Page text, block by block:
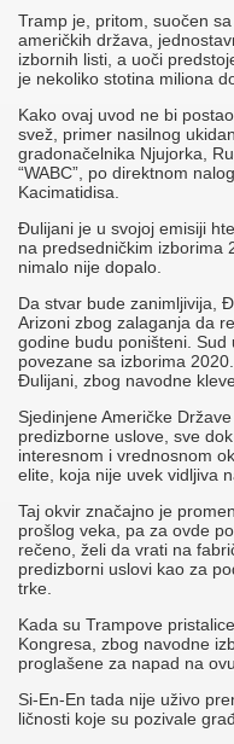
Tramp je, pritom, suočen
američkih država,
izbornih listi, a uoči
je nekoliko stotina miliona
Kako ovaj uvod ne bi
svež, primer nasilnog
gradonačelnika Njujorka,
“WABC”, po direktnom
Kacimatidisa.
Đulijani je u svojoj emisiji
na predsedničkim izborima
nimalo nije dopalo.
Da stvar bude zanimljivija,
Arizoni zbog zalaganja da
godine budu poništeni.
povezane sa izborima
Đulijani, zbog navodne
Sjedinjene Američke
predizborne uslove, sve
interesnom i vrednosnom
elite, koja nije uvek vidljiva
Taj okvir značajno je
prošlog veka, pa za ovde
rečeno, želi da vrati na
predizborni uslovi kao za
trke.
Kada su Trampove
Kongresa, zbog navodne
proglašene za napad na
Si-En-En tada nije uživo
ličnosti koje su pozivale